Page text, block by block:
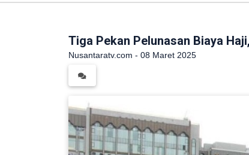
Tiga Pekan Pelunasan Biaya
Nusantaratv.com - 08 Maret 2025